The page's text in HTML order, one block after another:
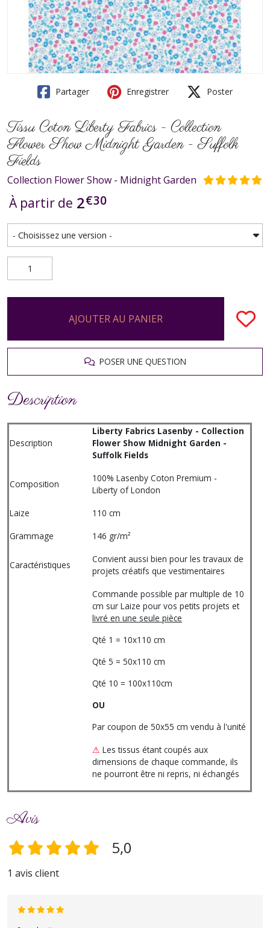
Partager Enregistrer Poster
Tissu Coton Liberty Fabrics - Collection
Flower Show Midnight Garden - Suffolk
Fields
Collection Flower Show - Midnight Garden
À partir de 2€30
AJOUTER AU PANIER
POSER UNE QUESTION
Description
Description
Liberty Fabrics Lasenby - Collection
Flower Show Midnight Garden -
Suffolk Fields
Composition
100% Lasenby Coton Premium -
Liberty of London
Laize
110 cm
Grammage
146 gr/m²
Caractéristiques
Convient aussi bien pour les travaux de
projets créatifs que vestimentaires
Commande possible par multiple de 10
cm sur Laize pour vos petits projets et
livré en une seule pièce
Qté 1 = 10x110 cm
Qté 5 = 50x110 cm
Qté 10 = 100x110cm
OU
Par coupon de 50x55 cm vendu à l'unité
⚠ Les tissus étant coupés aux
dimensions de chaque commande, ils
ne pourront être ni repris, ni échangés
Avis
5,0
1 avis client